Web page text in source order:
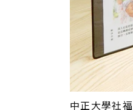
中正大學社